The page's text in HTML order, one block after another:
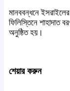
মানববন্ধনে
ফিলিস্তিনে শাহাদাত
অনুষ্ঠিত হয়।
শেয়ার করুন